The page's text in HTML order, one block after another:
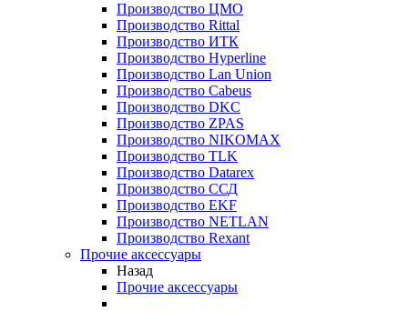
Производство ЦМО
Производство Rittal
Производство ИТК
Производство Hyperline
Производство Lan Union
Производство Cabeus
Производство DKC
Производство ZPAS
Производство NIKOMAX
Производство TLK
Производство Datarex
Производство ССД
Производство EKF
Производство NETLAN
Производство Rexant
Прочие аксеcсуары
Назад
Прочие аксеcсуары